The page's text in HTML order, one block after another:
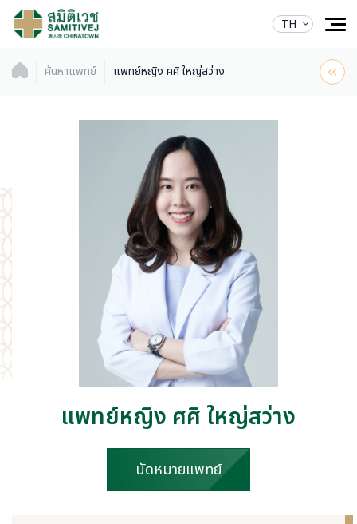
TH
ค้นหาแพทย์ แพทย์หญิง ศศิ ใหญ่สว่าง
แพทย์หญิง ศศิ ใหญ่สว่าง
นัดหมายแพทย์